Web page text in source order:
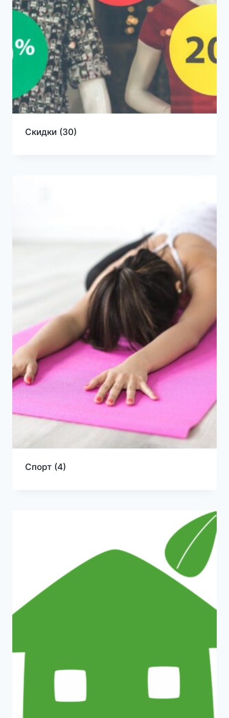
Скидки (30)
Спорт (4)